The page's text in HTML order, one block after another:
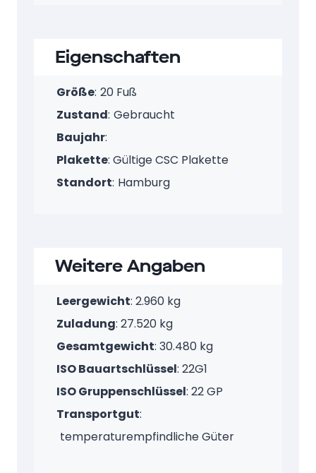
Eigenschaften
Größe: 20 Fuß
Zustand: Gebraucht
Baujahr:
Weitere Angaben
Leergewicht: 2.960 kg
Zuladung: 27.520 kg
Gesamtgewicht: 30.480 kg
ISO Bauartschlüssel
ISO Gruppenschlüssel: 22 GP